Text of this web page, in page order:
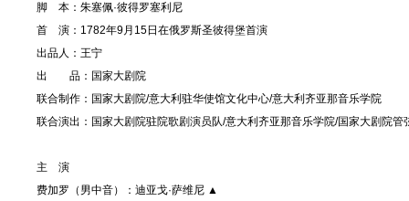
脚 本：朱塞佩·彼得罗塞利尼
首 演：1782年9月15日在俄罗斯圣彼得堡首演
出品人：王宁
出 品：国家大剧院
联合制作：国家大剧院/意大利驻华使馆文化中心/意大利齐亚那音乐学院
联合演出：国家大剧院驻院歌剧演员队/意大利齐亚那音乐学院/国家大剧院管
主 演
费加罗（男中音）：迪亚戈·萨维尼 ▲